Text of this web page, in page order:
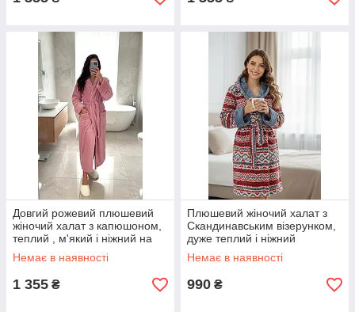
Довгий рожевий плюшевий
жіночий халат з капюшоном,
теплий , м'який і ніжний на
дотик
Немає в наявності
1 355 ₴
Плюшевий жіночий халат з
Скандинавським візерунком,
дуже теплий і ніжний
Немає в наявності
990 ₴